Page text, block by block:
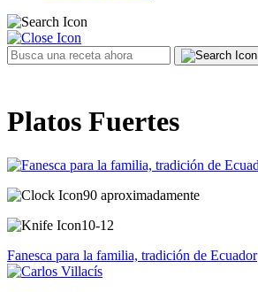
Platos Fuertes
90 aproximadamente
10-12
Fanesca para la familia, tradición de Ecuador